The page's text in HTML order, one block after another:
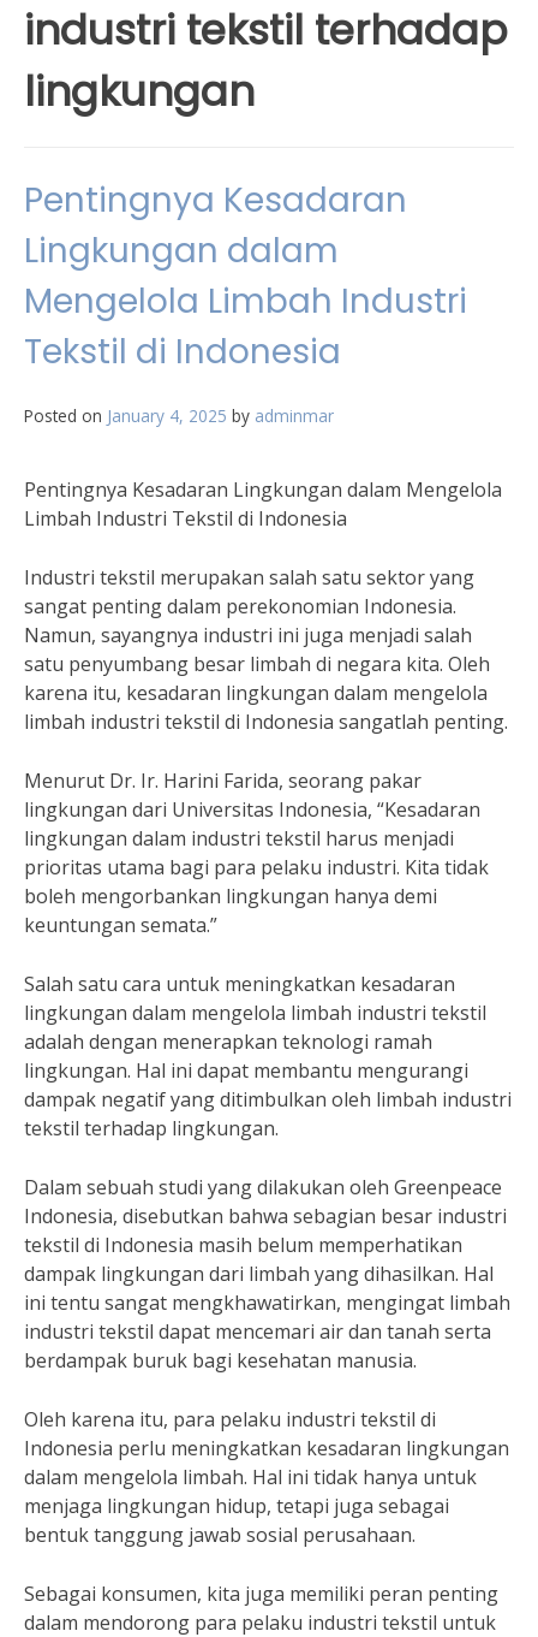
industri tekstil terhadap
lingkungan
Pentingnya Kesadaran
Lingkungan dalam
Mengelola Limbah Industri
Tekstil di Indonesia
Posted on January 4, 2025 by adminmar
Pentingnya Kesadaran Lingkungan dalam Mengelola
Limbah Industri Tekstil di Indonesia
Industri tekstil merupakan salah satu sektor yang
sangat penting dalam perekonomian Indonesia.
Namun, sayangnya industri ini juga menjadi salah
satu penyumbang besar limbah di negara kita. Oleh
karena itu, kesadaran lingkungan dalam mengelola
limbah industri tekstil di Indonesia sangatlah penting.
Menurut Dr. Ir. Harini Farida, seorang pakar
lingkungan dari Universitas Indonesia, “Kesadaran
lingkungan dalam industri tekstil harus menjadi
prioritas utama bagi para pelaku industri. Kita tidak
boleh mengorbankan lingkungan hanya demi
keuntungan semata.”
Salah satu cara untuk meningkatkan kesadaran
lingkungan dalam mengelola limbah industri tekstil
adalah dengan menerapkan teknologi ramah
lingkungan. Hal ini dapat membantu mengurangi
dampak negatif yang ditimbulkan oleh limbah industri
tekstil terhadap lingkungan.
Dalam sebuah studi yang dilakukan oleh Greenpeace
Indonesia, disebutkan bahwa sebagian besar industri
tekstil di Indonesia masih belum memperhatikan
dampak lingkungan dari limbah yang dihasilkan. Hal
ini tentu sangat mengkhawatirkan, mengingat limbah
industri tekstil dapat mencemari air dan tanah serta
berdampak buruk bagi kesehatan manusia.
Oleh karena itu, para pelaku industri tekstil di
Indonesia perlu meningkatkan kesadaran lingkungan
dalam mengelola limbah. Hal ini tidak hanya untuk
menjaga lingkungan hidup, tetapi juga sebagai
bentuk tanggung jawab sosial perusahaan.
Sebagai konsumen, kita juga memiliki peran penting
dalam mendorong para pelaku industri tekstil untuk